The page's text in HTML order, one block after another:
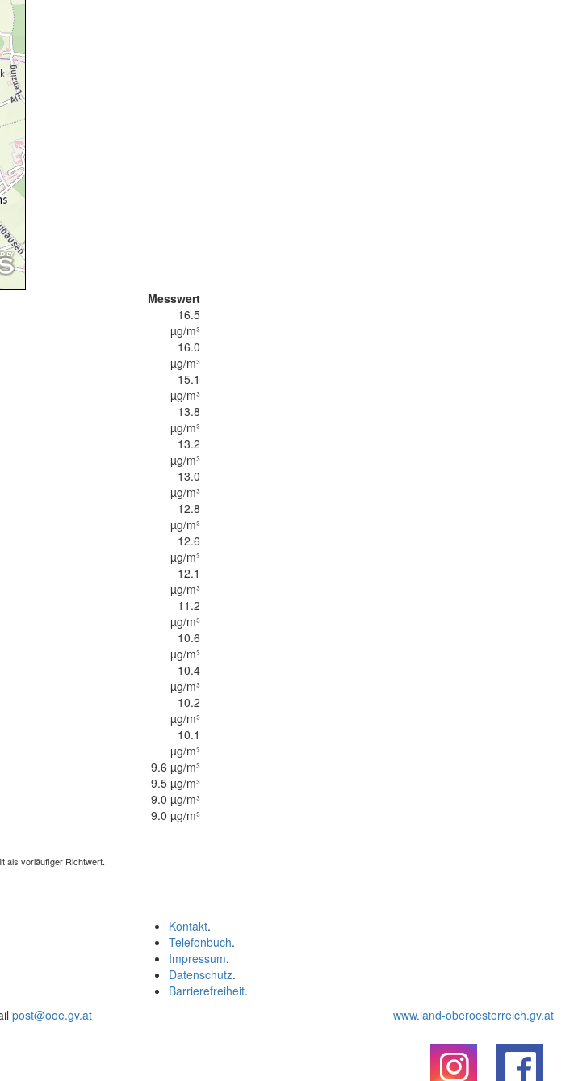
Messwert
16.5
µg/m³
16.0
µg/m³
15.1
µg/m³
13.8
µg/m³
13.2
µg/m³
13.0
µg/m³
12.8
µg/m³
12.6
µg/m³
12.1
µg/m³
11.2
µg/m³
10.6
µg/m³
10.4
µg/m³
10.2
µg/m³
10.1
µg/m³
9.6 µg/m³
9.5 µg/m³
9.0 µg/m³
9.0 µg/m³
als vorläufiger Richtwert.
Kontakt.
Telefonbuch.
Impressum.
Datenschutz.
Barrierefreiheit.
post@ooe.gv.at www.land-oberoesterreich.gv.at